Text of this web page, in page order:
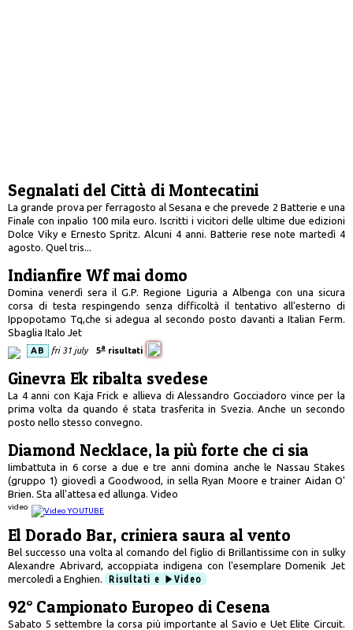
Segnalati del Città di Montecatini
La grande prova per ferragosto al Sesana e che prevede 2 Batterie e una
Finale con inpalio 100 mila euro. Iscritti i vicitori delle ultime due edizioni
Dolce Viky e Ernesto Spritz. Alcuni 4 anni. Batterie rese note martedì 4
agosto. Quel tris...
Indianfire Wf mai domo
Domina venerdì sera il G.P. Regione Liguria a Albenga con una sicura
corsa di testa respingendo senza difficoltà il tentativo all'esterno di
Ippopotamo Tq,che si adegua al secondo posto davanti a Italian Ferm.
Sbaglia Italo Jet
AB fri 31 july 5a risultati
Ginevra Ek ribalta svedese
La 4 anni con Kaja Frick e allieva di Alessandro Gocciadoro vince per la
prima volta da quando é stata trasferita in Svezia. Anche un secondo
posto nello stesso convegno.
Diamond Necklace, la più forte che ci sia
Iimbattuta in 6 corse a due e tre anni domina anche le Nassau Stakes
(gruppo 1) giovedì a Goodwood, in sella Ryan Moore e trainer Aidan O'
Brien. Sta all'attesa ed allunga. Video
video
El Dorado Bar, criniera saura al vento
Bel successo una volta al comando del figlio di Brillantissime con in sulky
Alexandre Abrivard, accoppiata indigena con l'esemplare Domenik Jet
mercoledì a Enghien.
Risultati e Video
92° Campionato Europeo di Cesena
Sabato 5 settembre la corsa più importante al Savio e Uet Elite Circuit.